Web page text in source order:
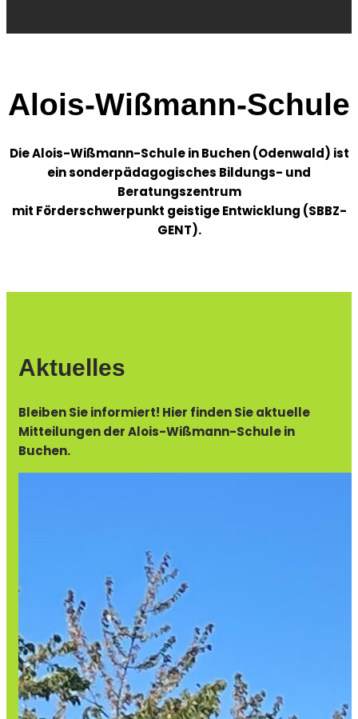
Alois-Wißmann-Schule
Die Alois-Wißmann-Schule in Buchen (Odenwald) ist
ein sonderpädagogisches Bildungs- und
Beratungszentrum
mit Förderschwerpunkt geistige Entwicklung (SBBZ-
GENT).
Aktuelles
Bleiben Sie informiert! Hier finden Sie aktuelle
Mitteilungen der Alois-Wißmann-Schule in
Buchen.